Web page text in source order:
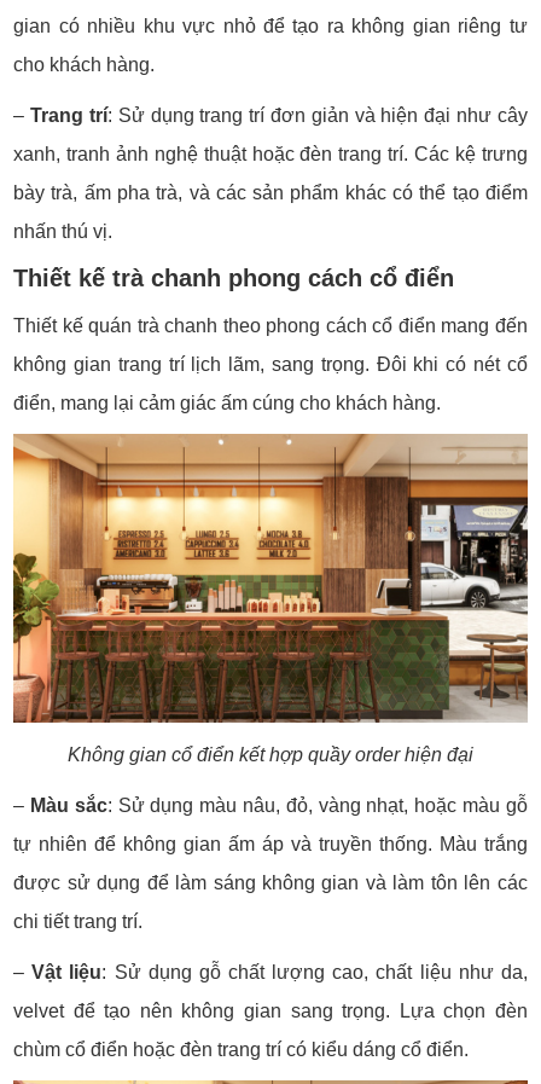
gian có nhiều khu vực nhỏ để tạo ra không gian riêng tư
cho khách hàng.
–Trang trí: Sử dụng trang trí đơn giản và hiện đại như cây
xanh, tranh ảnh nghệ thuật hoặc đèn trang trí.Các kệ trưng
bày trà, ấm pha trà, và các sản phẩm khác có thể tạo điểm
nhấn thú vị.
Thiết kế trà chanh phong cách cổ điển
Thiết kế quán trà chanh theo phong cách cổ điển mang đến
không gian trang trí lịch lãm, sang trọng. Đôi khi có nét cổ
điển, mang lại cảm giác ấm cúng cho khách hàng.
Không gian cổ điển kết hợp quầy order hiện đại
– Màu sắc: Sử dụng màu nâu, đỏ, vàng nhạt, hoặc màu gỗ
tự nhiên để không gian ấm áp và truyền thống. Màu trắng
được sử dụng để làm sáng không gian và làm tôn lên các
chi tiết trang trí.
–Vật liệu: Sử dụng gỗ chất lượng cao, chất liệu như da,
velvet để tạo nên không gian sang trọng.
Lựa chọn đèn
chùm cổ điển hoặc đèn trang trí có kiểu dáng cổ điển.